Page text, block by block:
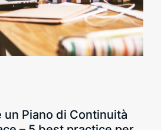
Piano di Continuità